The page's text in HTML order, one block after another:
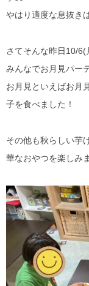
やはり適度な息抜き
さてそんな昨日10/6(
みんなでお月見パー
お月見といえばお月
子を食べました！
その他も秋らしい芋
華なおやつを楽しみ